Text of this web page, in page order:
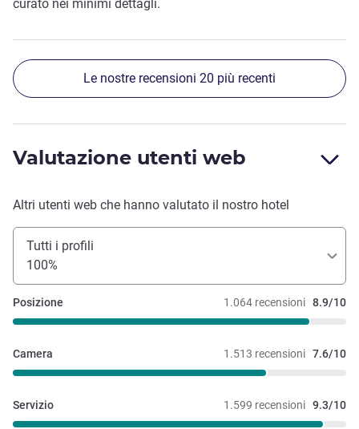
curato nei minimi dettagli.
Le nostre recensioni 20 più recenti
Valutazione utenti web
Altri utenti web che hanno valutato il nostro hotel
Tutti i profili
100%
1.064 recensioni 8.9/10
Posizione
1.513 recensioni 7.6/10
Camera
1.599 recensioni 9.3/10
Servizio